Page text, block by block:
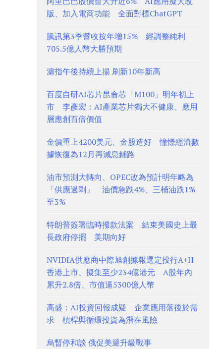
版、加入電商功能 全面對標ChatGPT
騰訊第3季營收按年增15% 經調整純利
705.5億人幣大勝預期
滬指午後持續上揚 刷新10年新高
百度自研AI芯片昆侖芯「M100」明年初上
市 李彥宏：AI產業芯片獨大不健康、應用
層應創百倍價值
金價重上4200美元、金股造好 憧憬經濟數
據恢復為12月再減息鋪路
油市預測大轉向、OPEC改為預計明年略為
「供應過剩」 油價急跌4%、三桶油跌1%
至3%
特朗普簽署臨時撥款法案 結束美國史上最
長政府停擺 美期向好
NVIDIA供應商中際旭創據報選定投行A+H
香港上市、擬集至少234億港元 A股年內
累升2.8倍、市值逼5300億人幣
高盛：AI投資回報成疑 企業應用落後於需
求 槓桿與循環投資為潛在風險
烏暫停和談 俄促美避升級戰事